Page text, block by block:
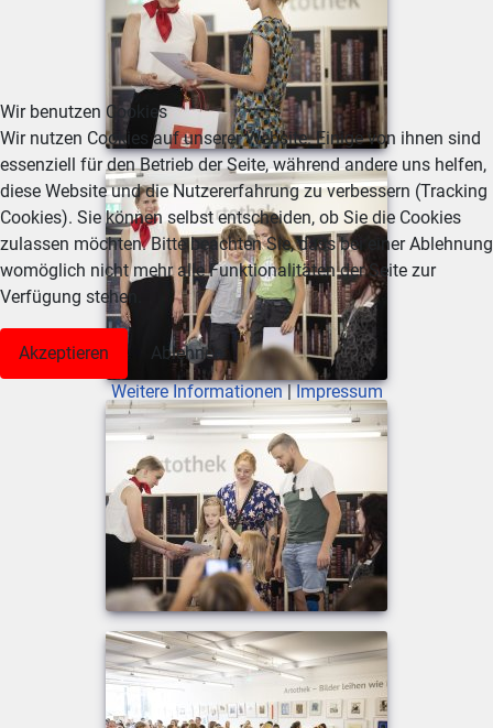
Wir benutzen Cookies
Wir nutzen Cookies auf unserer Website. Einige von ihnen sind
essenziell für den Betrieb der Seite, während andere uns helfen,
diese Website und die Nutzererfahrung zu verbessern (Tracking
Cookies). Sie können selbst entscheiden, ob Sie die Cookies
zulassen möchten. Bitte beachten Sie, dass bei einer Ablehnung
womöglich nicht mehr alle Funktionalitäten der Seite zur
Verfügung stehen.
Akzeptieren
Ablehnen
Weitere Informationen|Impressum